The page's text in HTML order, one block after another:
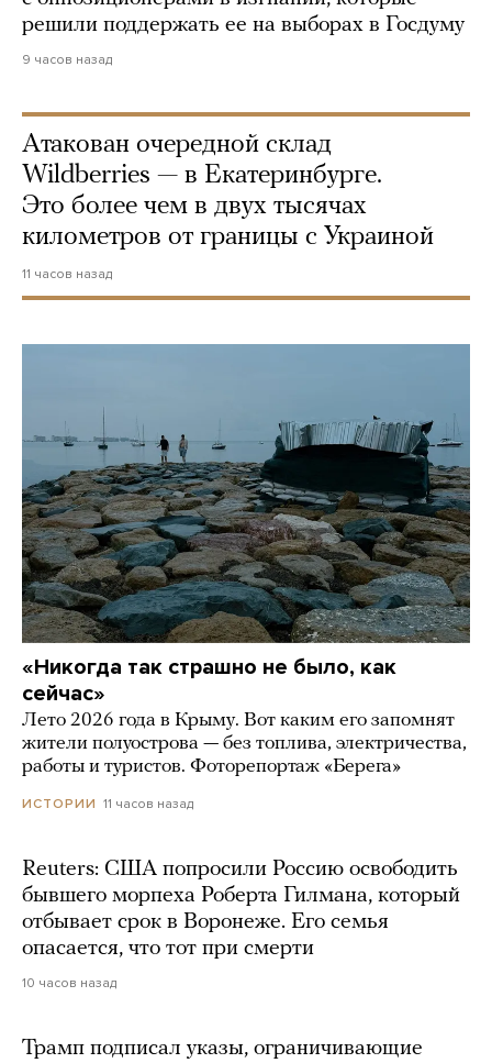
решили поддержать ее на выборах в Госдуму
9 часов назад
Атакован очередной склад
Wildberries — в Екатеринбурге.
Это более чем в двух тысячах
километров от границы с Украиной
11 часов назад
«Никогда так страшно не было, как
сейчас»
Лето 2026 года в Крыму. Вот каким его запомнят
жители полуострова — без топлива, электричества,
работы и туристов. Фоторепортаж «Берега»
ИСТОРИИ 11 часов назад
Reuters: США попросили Россию освободить
бывшего морпеха Роберта Гилмана, который
отбывает срок в Воронеже. Его семья
опасается, что тот при смерти
10 часов назад
Трамп подписал указы, ограничивающие